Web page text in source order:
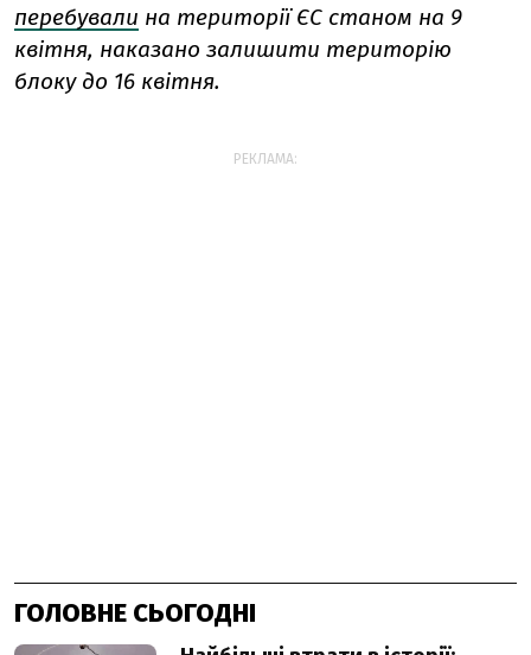
перебували на території ЄС станом на 9
квітня, наказано залишити територію
блоку до 16 квітня.
РЕКЛАМА:
ГОЛОВНЕ СЬОГОДНІ